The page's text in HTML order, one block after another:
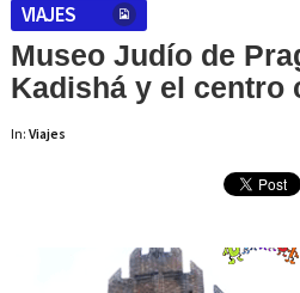
VIAJES
Museo Judío de
Kadishá y el centro
In: Viajes